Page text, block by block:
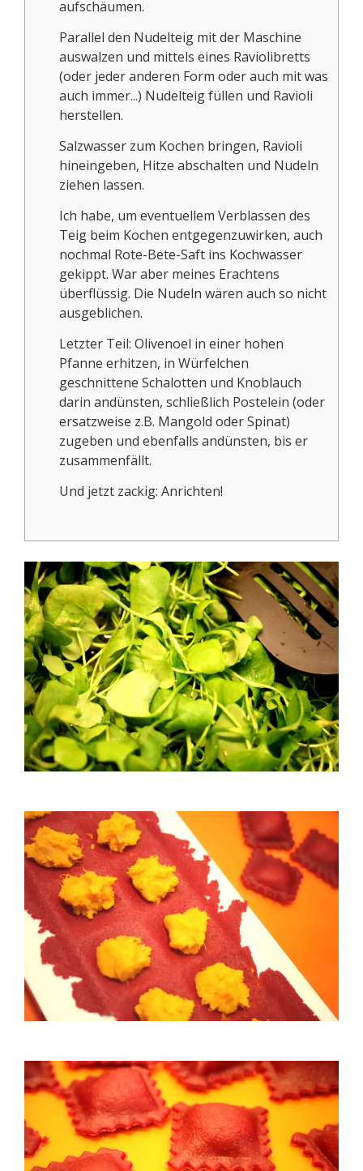
aufschäumen.
Parallel den Nudelteig mit der Maschine
auswalzen und mittels eines Raviolibretts
(oder jeder anderen Form oder auch mit was
auch immer...) Nudelteig füllen und Ravioli
herstellen.
Salzwasser zum Kochen bringen, Ravioli
hineingeben, Hitze abschalten und Nudeln
ziehen lassen.
Ich habe, um eventuellem Verblassen des
Teig beim Kochen entgegenzuwirken, auch
nochmal Rote-Bete-Saft ins Kochwasser
gekippt. War aber meines Erachtens
überflüssig. Die Nudeln wären auch so nicht
ausgeblichen.
Letzter Teil: Olivenoel in einer hohen
Pfanne erhitzen, in Würfelchen
geschnittene Schalotten und Knoblauch
darin andünsten, schließlich Postelein (oder
ersatzweise z.B. Mangold oder Spinat)
zugeben und ebenfalls andünsten, bis er
zusammenfällt.
Und jetzt zackig: Anrichten!